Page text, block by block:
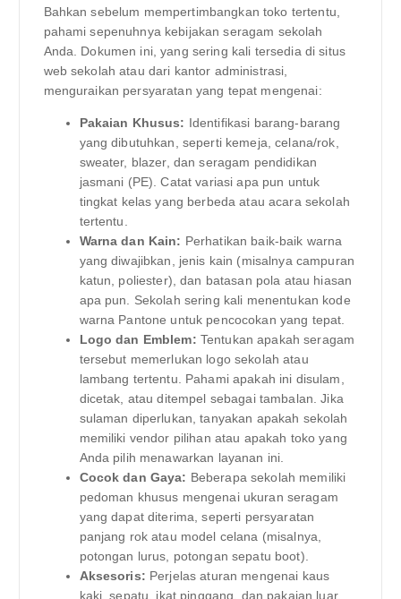
Bahkan sebelum mempertimbangkan toko tertentu,
pahami sepenuhnya kebijakan seragam sekolah
Anda. Dokumen ini, yang sering kali tersedia di situs
web sekolah atau dari kantor administrasi,
menguraikan persyaratan yang tepat mengenai:
Pakaian Khusus: Identifikasi barang-barang
yang dibutuhkan, seperti kemeja, celana/rok,
sweater, blazer, dan seragam pendidikan
jasmani (PE). Catat variasi apa pun untuk
tingkat kelas yang berbeda atau acara sekolah
tertentu.
Warna dan Kain: Perhatikan baik-baik warna
yang diwajibkan, jenis kain (misalnya campuran
katun, poliester), dan batasan pola atau hiasan
apa pun. Sekolah sering kali menentukan kode
warna Pantone untuk pencocokan yang tepat.
Logo dan Emblem: Tentukan apakah seragam
tersebut memerlukan logo sekolah atau
lambang tertentu. Pahami apakah ini disulam,
dicetak, atau ditempel sebagai tambalan. Jika
sulaman diperlukan, tanyakan apakah sekolah
memiliki vendor pilihan atau apakah toko yang
Anda pilih menawarkan layanan ini.
Cocok dan Gaya: Beberapa sekolah memiliki
pedoman khusus mengenai ukuran seragam
yang dapat diterima, seperti persyaratan
panjang rok atau model celana (misalnya,
potongan lurus, potongan sepatu boot).
Aksesoris: Perjelas aturan mengenai kaus
kaki, sepatu, ikat pinggang, dan pakaian luar.